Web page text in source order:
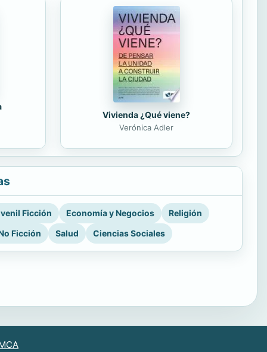
Vivienda ¿Qué viene?
Verónica Adler
Ficción Economía y Negocios
Religión
Ficción
Salud Ciencias Sociales